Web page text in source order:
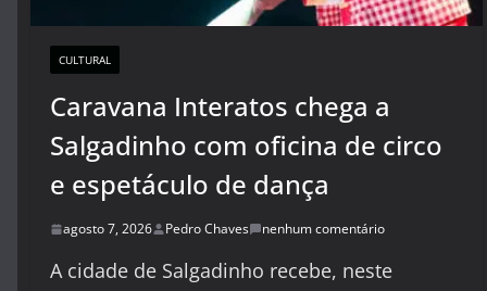
CULTURAL
Caravana Interatos chega a
Salgadinho com oficina de circo
e espetáculo de dança
agosto 7, 2026 Pedro Chaves nenhum comentário
A cidade de Salgadinho recebe, neste